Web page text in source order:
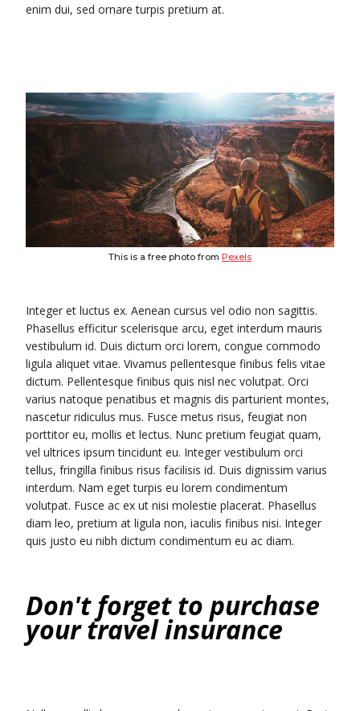
enim dui, sed ornare turpis pretium at.
This is a free photo from Pexels
Integer et luctus ex. Aenean cursus vel odio non sagittis.
Phasellus efficitur scelerisque arcu, eget interdum mauris
vestibulum id. Duis dictum orci lorem, congue commodo
ligula aliquet vitae. Vivamus pellentesque finibus felis vitae
dictum. Pellentesque finibus quis nisl nec volutpat. Orci
varius natoque penatibus et magnis dis parturient montes,
nascetur ridiculus mus. Fusce metus risus, feugiat non
porttitor eu, mollis et lectus. Nunc pretium feugiat quam,
vel ultrices ipsum tincidunt eu. Integer vestibulum orci
tellus, fringilla finibus risus facilisis id. Duis dignissim varius
interdum. Nam eget turpis eu lorem condimentum
volutpat. Fusce ac ex ut nisi molestie placerat. Phasellus
diam leo, pretium at ligula non, iaculis finibus nisi. Integer
quis justo eu nibh dictum condimentum eu ac diam.
Don't forget to purchase
your travel insurance